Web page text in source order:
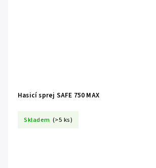
Hasicí sprej SAFE 750 MAX
Skladem (>5 ks)